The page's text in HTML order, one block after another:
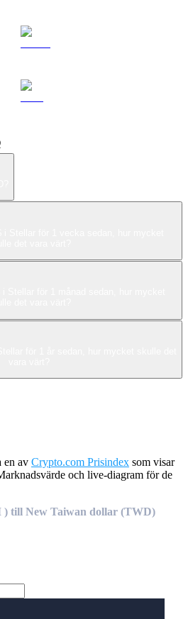
en av Crypto.com Prisindex som visar
och live-diagram för de
till New Taiwan dollar (TWD)